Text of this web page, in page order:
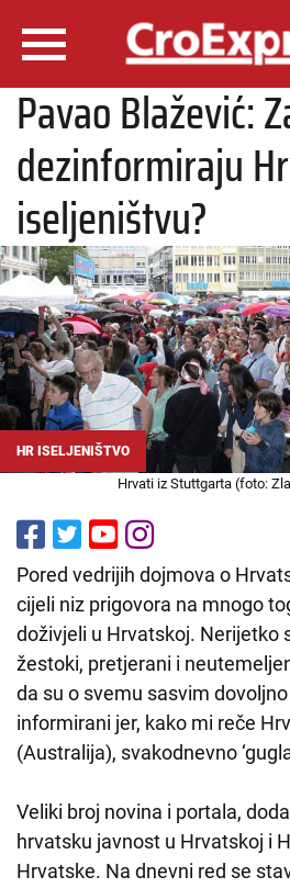
Pavao Blažević:
dezinformiraju
iseljeništvu?
HR ISELJENIŠTVO
Hrvati iz Stuttgarta (foto:
Pored vedrijih dojmova o
cijeli niz prigovora na mnogo
doživjeli u Hrvatskoj. Nerijetko
žestoki, pretjerani i
da su o svemu sasvim
informirani jer, kako mi reče
(Australija), svakodnevno
Veliki broj novina i portala,
hrvatsku javnost u Hrvatskoj i
Hrvatske. Na dnevni red se